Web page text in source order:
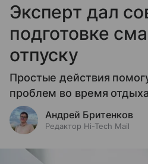
Эксперт дал
подготовке
отпуску
Простые действия
проблем во время
Андрей Бритенков
Редактор Hi-Tech Mail